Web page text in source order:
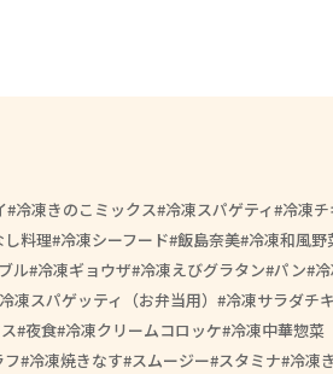
冷凍きのこミックス 冷凍スパゲティ 冷凍
し料理 冷凍シーフード 飯島奈美 冷凍和風野
ル 冷凍ギョウザ 冷凍えびグラタン パン
冷凍スパゲッティ（お弁当用） 冷凍サラダチ
夜食 冷凍クリームコロッケ 冷凍中華惣菜
フ 冷凍焼きなす スムージー スタミナ 冷凍